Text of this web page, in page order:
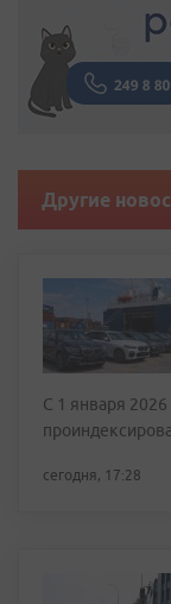
Другие
С 1 января 2026
сегодня, 17:28